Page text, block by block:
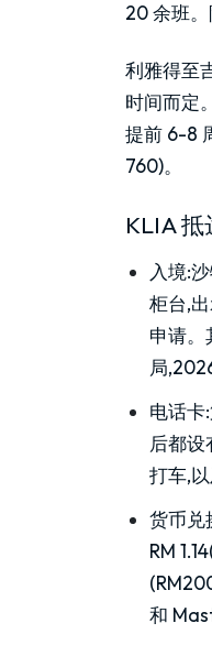
20 余班。
利雅得至
时间而定
提前 6-8
760)。
KLIA
入境:
柜台,
申请。
局
电话卡
后都
打车,
货币兑
RM
和